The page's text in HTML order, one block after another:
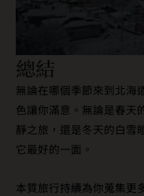
總結
無論在哪個季節來到北海
色讓你滿意。無論是春天
靜之旅，還是冬天的白雪
它最好的一面。
本質旅行持續為你蒐集更